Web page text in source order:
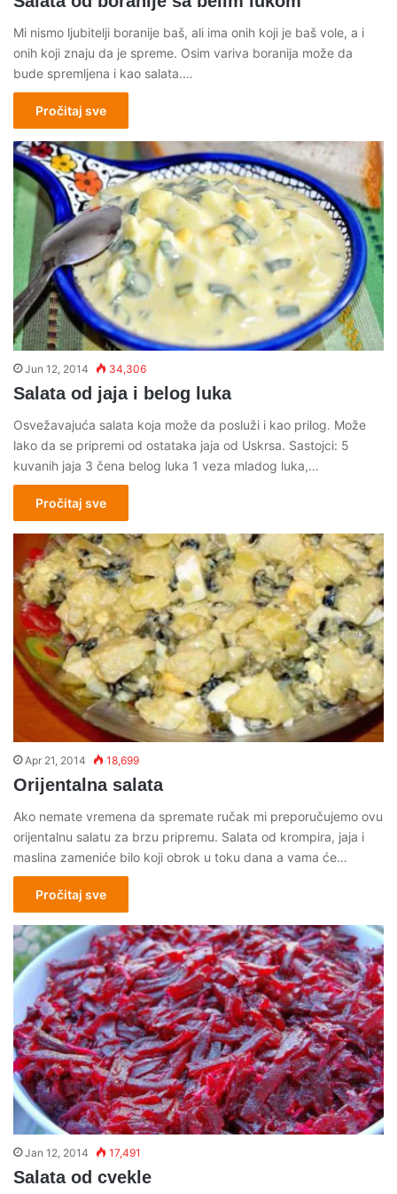
Mi nismo ljubitelji boranije baš, ali ima onih koji je baš vole, a i
onih koji znaju da je spreme. Osim variva boranija može da
bude spremljena i kao salata.…
Pročitaj sve
Jun 12, 2014 34,306
Salata od jaja i belog luka
Osvežavajuća salata koja može da posluži i kao prilog. Može
lako da se pripremi od ostataka jaja od Uskrsa. Sastojci: 5
kuvanih jaja 3 čena belog luka 1 veza mladog luka,…
Pročitaj sve
Apr 21, 2014 18,699
Orijentalna salata
Ako nemate vremena da spremate ručak mi preporučujemo ovu
orijentalnu salatu za brzu pripremu. Salata od krompira, jaja i
maslina zameniće bilo koji obrok u toku dana a vama će…
Pročitaj sve
Jan 12, 2014 17,491
Salata od cvekle